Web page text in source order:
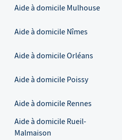
Aide à domicile Mulhouse
Aide à domicile Nîmes
Aide à domicileOrléans
Aide à domicile Poissy
Aide à domicile Rennes
Aide à domicile Rueil-
Malmaison